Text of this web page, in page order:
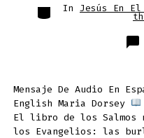
Categories
In Jesús En
Mensaje De Audio En
English Maria Dorsey
El libro de los Salmos
los Evangelios: las